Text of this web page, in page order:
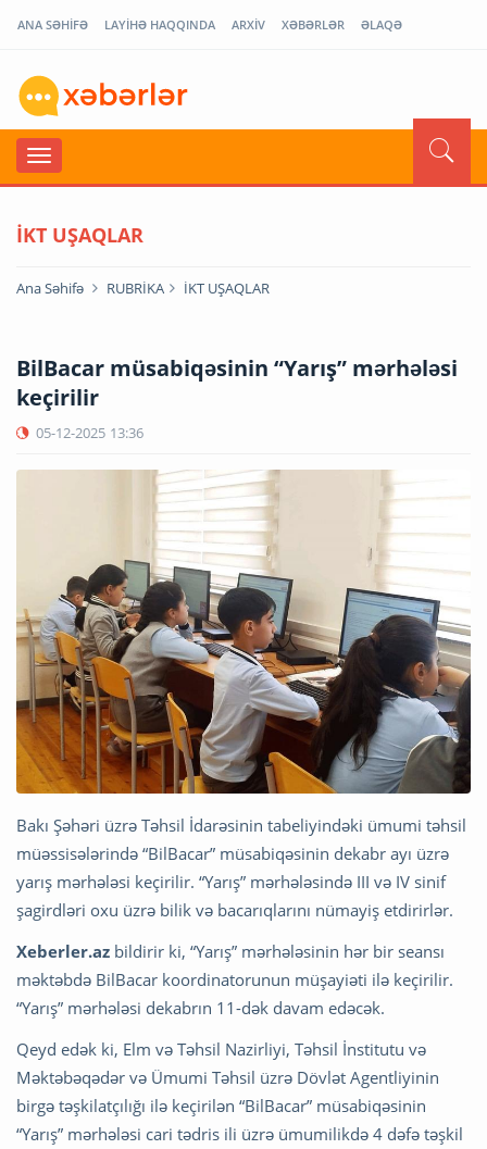
ANA SƏHİFƏ LAYİHƏ HAQQINDA ARXİV XƏBƏRLƏR ƏLAQƏ
İKT UŞAQLAR
Ana Səhifə RUBRİKA İKT UŞAQLAR
BilBacar müsabiqəsinin “Yarış” mərhələsi
keçirilir
05-12-2025 13:36
Bakı Şəhəri üzrə Təhsil İdarəsinin tabeliyindəki ümumi təhsil
müəssisələrində “BilBacar” müsabiqəsinin dekabr ayı üzrə
yarış mərhələsi keçirilir. “Yarış” mərhələsində III və IV sinif
şagirdləri oxu üzrə bilik və bacarıqlarını nümayiş etdirirlər.
Xeberler.az bildirir ki, “Yarış” mərhələsinin hər bir seansı
məktəbdə BilBacar koordinatorunun müşayiəti ilə keçirilir.
“Yarış” mərhələsi dekabrın 11-dək davam edəcək.
Qeyd edək ki, Elm və Təhsil Nazirliyi, Təhsil İnstitutu və
Məktəbəqədər və Ümumi Təhsil üzrə Dövlət Agentliyinin
birgə təşkilatçılığı ilə keçirilən “BilBacar” müsabiqəsinin
“Yarış” mərhələsi cari tədris ili üzrə ümumilikdə 4 dəfə təşkil